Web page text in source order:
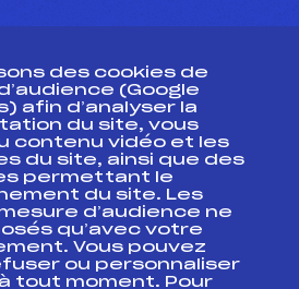
fédéral
Formation, Suivi
des cookies de
(Google
afin d’analyser la
du site, vous
contenu vidéo et les
du site, ainsi que des
permettant le
du site. Les
d’audience ne
qu’avec votre
Vous pouvez
ou personnaliser
tout moment. Pour